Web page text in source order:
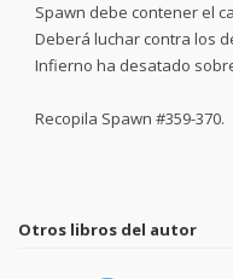
Spawn debe contener el
Deberá luchar contra los
Infierno ha desatado
Recopila Spawn #359-370.
Otros libros del autor